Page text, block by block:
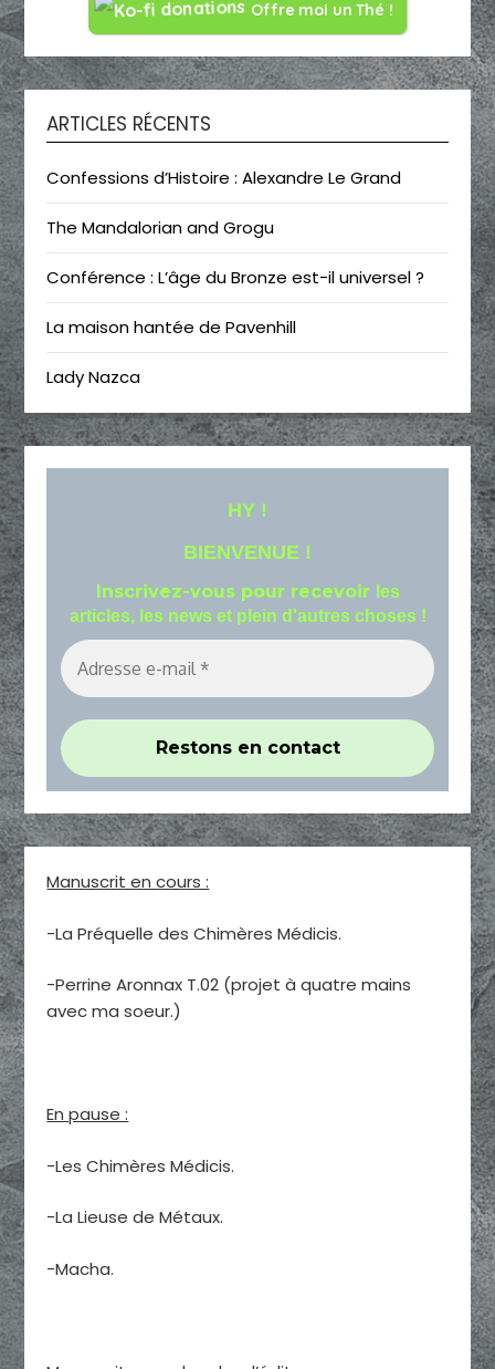
Offre moi un Thé !
ARTICLES RÉCENTS
Confessions d’Histoire : Alexandre Le Grand
The Mandalorian and Grogu
Conférence : L’âge du Bronze est-il universel ?
La maison hantée de Pavenhill
Lady Nazca
HY !
BIENVENUE !
Inscrivez-vous pour recevoir les
articles, les news et plein d'autres choses !
Manuscrit en cours :
-La Préquelle des Chimères Médicis.
-Perrine Aronnax T.02 (projet à quatre mains
avec ma soeur.)
En pause :
-Les Chimères Médicis.
-La Lieuse de Métaux.
-Macha.